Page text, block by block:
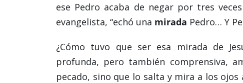
ese Pedro acaba de negar por tres
evangelista, “echó una mirada Pedro… Y
¿Cómo tuvo que ser esa mirada de
profunda, pero también comprensiva,
pecado, sino que lo salta y mira a los